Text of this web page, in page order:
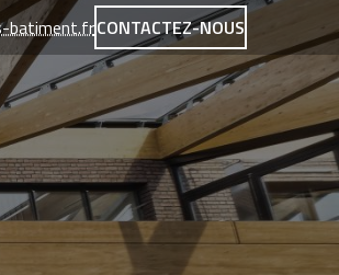
batiment.frCONTACTEZ-NOUS